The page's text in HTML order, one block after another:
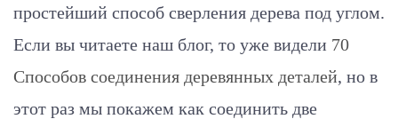
простейший способ сверления дерева под углом.
Если вы читаете наш блог, то уже видели 70
Способов соединения деревянных деталей, но в
этот раз мы покажем как соединить две